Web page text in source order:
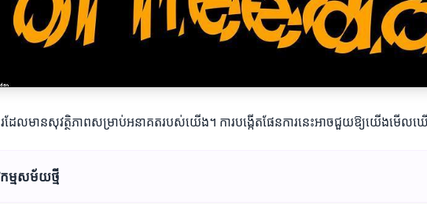
ការដែលមានសុវត្ថិភាពសម្រាប់អនាគតរបស់យើង។ ការបង្កើតផែនការនេះអាចជួយឱ្យយើងម
ម្មសម័យថ្មី